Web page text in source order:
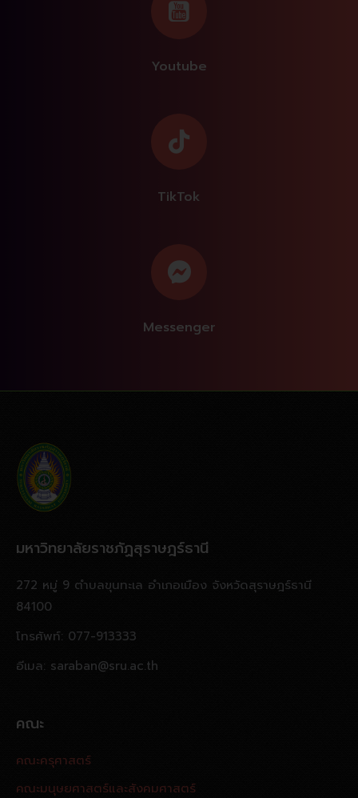
Youtube
TikTok
Messenger
มหาวิทยาลัยราชภัฏสุราษฎร์ธานี
272 หมู่ 9 ตำบลขุนทะเล อำเภอเมือง จังหวัดสุราษฎร์ธานี
84100
โทรศัพท์: 077-913333
อีเมล: saraban@sru.ac.th
คณะ
คณะครุศาสตร์
คณะมนุษยศาสตร์และสังคมศาสตร์